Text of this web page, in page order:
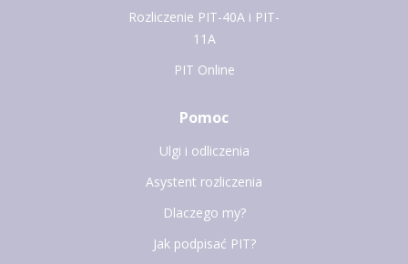
Rozliczenie PIT-40A i PIT-
11A
PIT Online
Pomoc
Ulgi i odliczenia
Asystent rozliczenia
Dlaczego my?
Jak podpisać PIT?